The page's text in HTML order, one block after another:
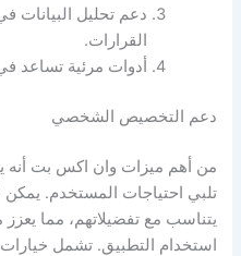
دعم تحليل البيانات
القرارات.
أدوات مرئية تساعد
دعم التخصيص الشخصي
من أهم ميزات وان اكس بت
تلبي احتياجات المستخدم. يمكن
يتناسب مع تفضيلاتهم، مما يعزز
استخدام التطبيق. تشمل